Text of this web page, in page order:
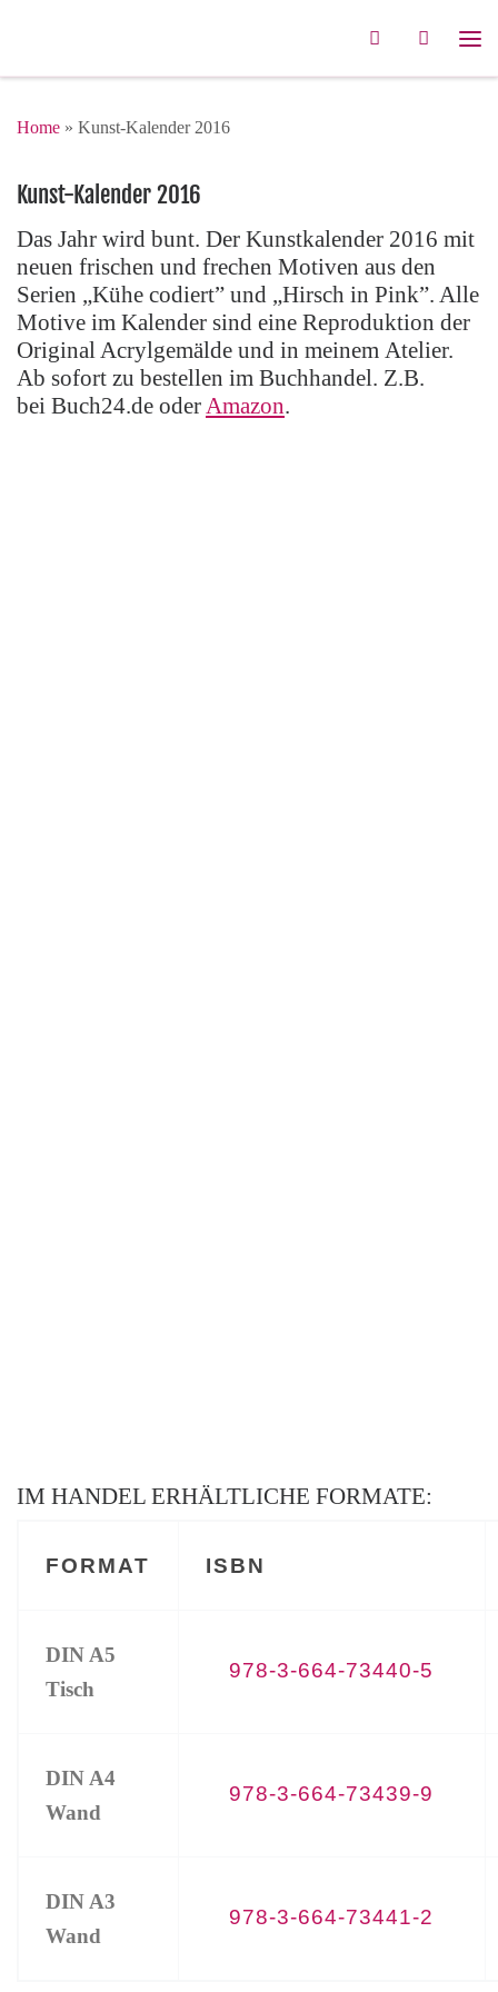
Search
Home » Kunst-Kalender 2016
Kunst-Kalender 2016
Das Jahr wird bunt. Der Kunstkalender 2016 mit
neuen frischen und frechen Motiven aus den
Serien „Kühe codiert” und „Hirsch in Pink”. Alle
Motive im Kalender sind eine Reproduktion der
Original Acrylgemälde und in meinem Atelier.
Ab sofort zu bestellen im Buchhandel. Z.B.
bei Buch24.de oder Amazon.
IM HANDEL ERHÄLTLICHE FORMATE:
FORMAT ISBN
DIN A5
Tisch
978-3-664-73440-5
DIN A4
Wand
978-3-664-73439-9
DIN A3
Wand
978-3-664-73441-2